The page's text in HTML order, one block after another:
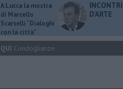
A Lucca la mostra
di Marcello
Scarselli “Dialoghi
con la città"
INCONTRI
D'ARTE
QUI Condoglianze